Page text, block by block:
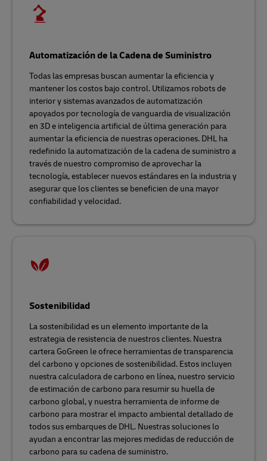
Automatización de la Cadena de Suministro
Todas las empresas buscan aumentar la eficiencia y
mantener los costos bajo control. Utilizamos robots de
interior y sistemas avanzados de automatización
apoyados por tecnología de vanguardia de visualización
en 3D e inteligencia artificial de última generación para
aumentar la eficiencia de nuestras operaciones. DHL ha
redefinido la automatización de la cadena de suministro a
través de nuestro compromiso de aprovechar la
tecnología, establecer nuevos estándares en la industria y
asegurar que los clientes se beneficien de una mayor
confiabilidad y velocidad.
Sostenibilidad
La sostenibilidad es un elemento importante de la
estrategia de resistencia de nuestros clientes. Nuestra
cartera GoGreen le ofrece herramientas de transparencia
del carbono y opciones de sostenibilidad. Estos incluyen
nuestra calculadora de carbono en línea, nuestro servicio
de estimación de carbono para resumir su huella de
carbono global, y nuestra herramienta de informe de
carbono para mostrar el impacto ambiental detallado de
todos sus embarques de DHL. Nuestras soluciones lo
ayudan a encontrar las mejores medidas de reducción de
carbono para su cadena de suministro.